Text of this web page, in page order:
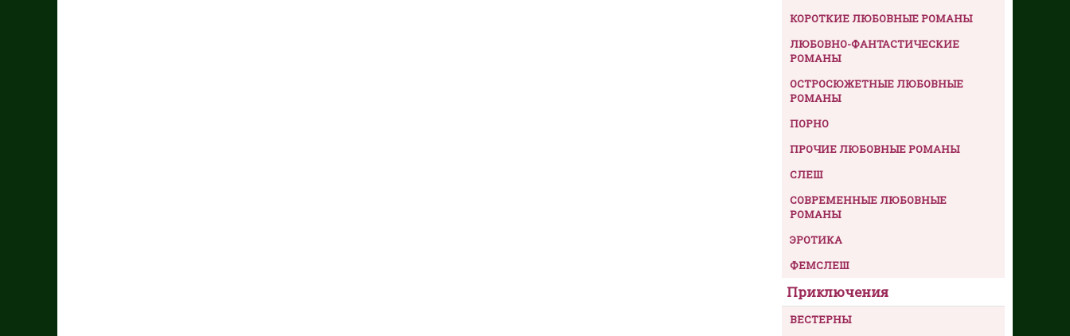
КОРОТКИЕ ЛЮБОВНЫЕ РОМАНЫ
ЛЮБОВНО-ФАНТАСТИЧЕСКИЕ
РОМАНЫ
ОСТРОСЮЖЕТНЫЕ ЛЮБОВНЫЕ
РОМАНЫ
ПОРНО
ПРОЧИЕ ЛЮБОВНЫЕ РОМАНЫ
СЛЕШ
СОВРЕМЕННЫЕ ЛЮБОВНЫЕ
РОМАНЫ
ЭРОТИКА
ФЕМСЛЕШ
Приключения
ВЕСТЕРНЫ